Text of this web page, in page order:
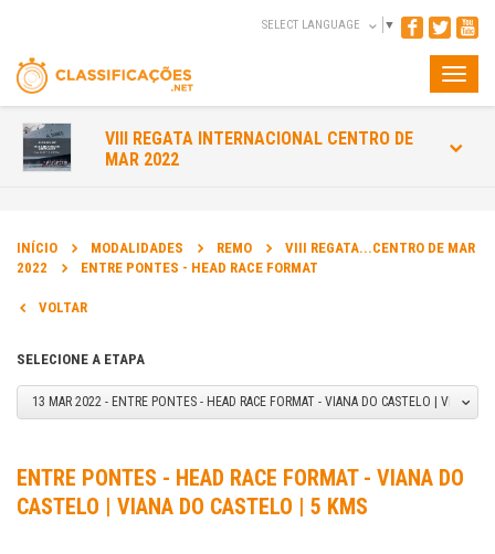
Toggle
SELECT LANGUAGE ▼
VIII REGATA INTERNACIONAL CENTRO DE
MAR 2022
INÍCIO MODALIDADES REMO
VIII REGATA...CENTRO DE MAR
2022
ENTRE PONTES - HEAD RACE FORMAT
VOLTAR
SELECIONE A ETAPA
13 MAR 2022 - ENTRE PONTES - HEAD RACE FORMAT - VIANA DO CASTELO | VIANA
ENTRE PONTES - HEAD RACE FORMAT - VIANA DO
CASTELO | VIANA DO CASTELO | 5 KMS